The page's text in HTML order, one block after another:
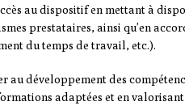
au dispositif en mettant à
prestataires, ainsi qu’en
du temps de travail, etc.).
au développement des
adaptées et en